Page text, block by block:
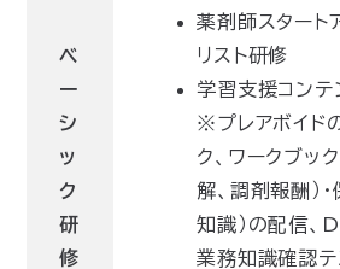
ベ
ー
シ
ッ
ク
研
修
薬剤師スタート
リスト研修
学習支援コンテ
※プレアボイド
ク、ワークブッ
解、調剤報酬）
知識）の配信、
業務知識確認テ